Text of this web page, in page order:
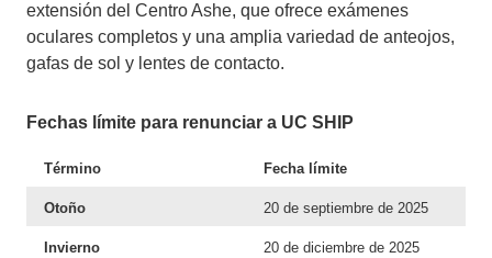
extensión del Centro Ashe, que ofrece exámenes
oculares completos y una amplia variedad de anteojos,
gafas de sol y lentes de contacto.
Fechas límite para renunciar a UC SHIP
Término Fecha límite
Otoño 20 de septiembre de 2025
Invierno 20 de diciembre de 2025